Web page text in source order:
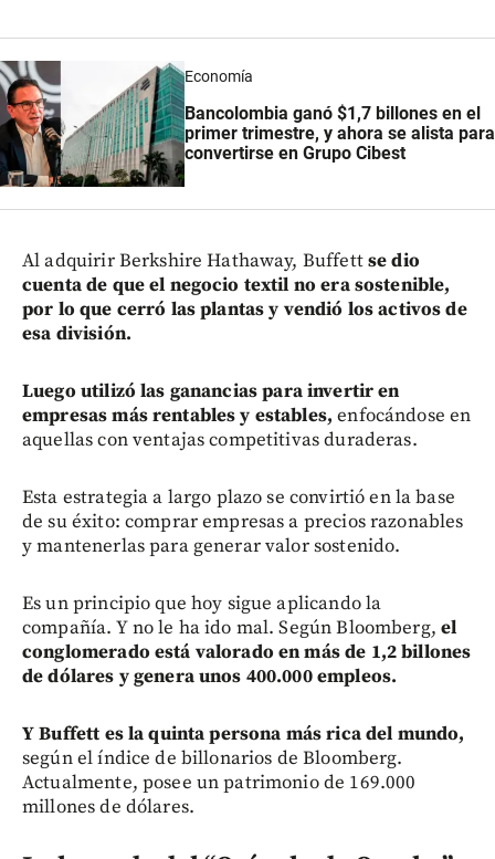
Economía
Bancolombia ganó $1,7 billones en el
primer trimestre, y ahora se alista para
convertirse en Grupo Cibest
Al adquirir Berkshire Hathaway, Buffettse dio
cuenta de que el negocio textil no era sostenible,
por lo que cerró las plantas y vendió los activos de
esa división.
Luego utilizó las ganancias para invertir en
empresas más rentables y estables,enfocándose en
aquellas con ventajas competitivas duraderas.
Esta estrategia a largo plazo se convirtió en la base
de su éxito: comprar empresas a precios razonables
y mantenerlas para generar valor sostenido.
Es un principio que hoy sigue aplicando la
compañía. Y no le ha ido mal. Según Bloomberg, el
conglomerado está valorado en más de 1,2 billones
de dólares y genera unos 400.000 empleos.
Y Buffett es la quinta persona más rica del mundo,
según el índice de billonarios de Bloomberg.
Actualmente, posee un patrimonio de 169.000
millones de dólares.